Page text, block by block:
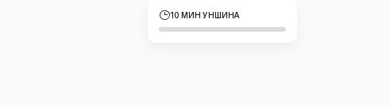
10 МИН УНШИНА